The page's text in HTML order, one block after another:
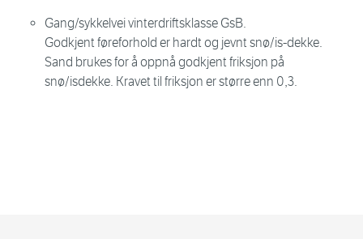
Gang/sykkelvei vinterdriftsklasse GsB.
Godkjent føreforhold er hardt og jevnt snø/is-dekke.
Sand brukes for å oppnå godkjent friksjon på
snø/isdekke. Kravet til friksjon er større enn 0,3.